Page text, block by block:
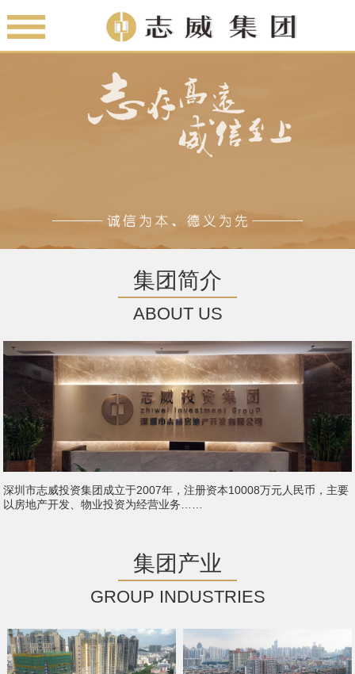
集团简介
ABOUT US
深圳市志威投资集团成立于2007年，注册资本10008万元人民币，主要
以房地产开发、物业投资为经营业务……
集团产业
GROUP INDUSTRIES